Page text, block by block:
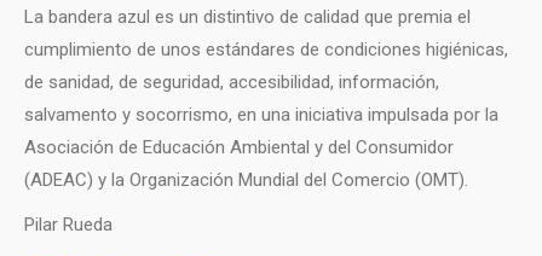
La bandera azul es un distintivo de calidad que premia el
cumplimiento de unos estándares de condiciones higiénicas,
de sanidad, de seguridad, accesibilidad, información,
salvamento y socorrismo, en una iniciativa impulsada por la
Asociación de Educación Ambiental y del Consumidor
(ADEAC) y la Organización Mundial del Comercio (OMT).
Pilar Rueda